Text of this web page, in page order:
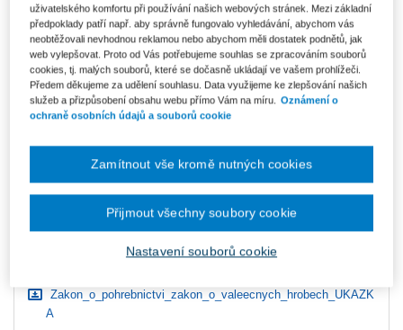
932 Kč
E-kniha Smarteca
V prodeji - ihned k dispozici
Co je Smarteca?
Upozorňujeme, že v období od 1.8. do 21.8. z technických
důvodů nemůžeme vystavovat daňové doklady. Budou vám
zaslány dodatečně e-mailem.
Zakon_o_pohrebnictvi_zakon_o_valeecnych_hrobech_OBSA
Zakon_o_pohrebnictvi_zakon_o_valeecnych_hrobech_UKAZK
A
uživatelského komfortu při používání našich webových stránek. Mezi základní
předpoklady patří např. aby správně fungovalo vyhledávání, abychom vás
neobtěžovali nevhodnou reklamou nebo abychom měli dostatek podnětů, jak
web vylepšovat. Proto od Vás potřebujeme souhlas se zpracováním souborů
cookies, tj. malých souborů, které se dočasně ukládají ve vašem prohlížeči.
Předem děkujeme za udělení souhlasu. Data využijeme ke zlepšování našich
služeb a přizpůsobení obsahu webu přímo Vám na míru. Oznámení o
ochraně osobních údajů a souborů cookie
Nastavení souborů cookie
Zamítnout vše kromě nutných cookies
Přijmout všechny soubory cookie